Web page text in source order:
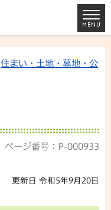
住まい・土地・墓地・公
ページ番号：P-000933
更新日 令和5年9月20日